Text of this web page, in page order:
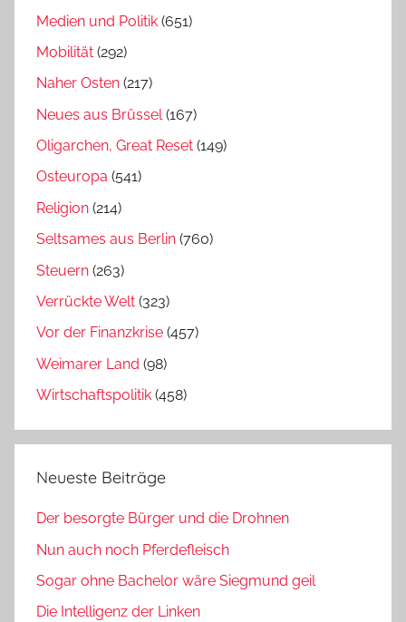
Medien und Politik (651)
Mobilität (292)
Naher Osten (217)
Neues aus Brüssel (167)
Oligarchen, Great Reset (149)
Osteuropa (541)
Religion (214)
Seltsames aus Berlin (760)
Steuern (263)
Verrückte Welt (323)
Vor der Finanzkrise (457)
Weimarer Land (98)
Wirtschaftspolitik (458)
Neueste Beiträge
Der besorgte Bürger und die Drohnen
Nun auch noch Pferdefleisch
Sogar ohne Bachelor wäre Siegmund geil
Die Intelligenz der Linken